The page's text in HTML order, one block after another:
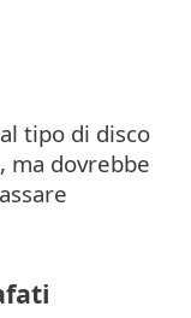
tipo di disco
ma dovrebbe